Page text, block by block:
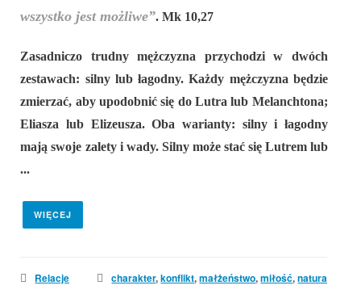
wszystko jest możliwe”. Mk 10,27
Zasadniczo trudny mężczyzna przychodzi w dwóch
zestawach: silny lub łagodny. Każdy mężczyzna będzie
zmierzać, aby upodobnić się do Lutra lub Melanchtona;
Eliasza lub Elizeusza. Oba warianty: silny i łagodny
mają swoje zalety i wady. Silny może stać się Lutrem lub
...
WIĘCEJ
Relacje charakter,konflikt,małżeństwo,miłość,natura